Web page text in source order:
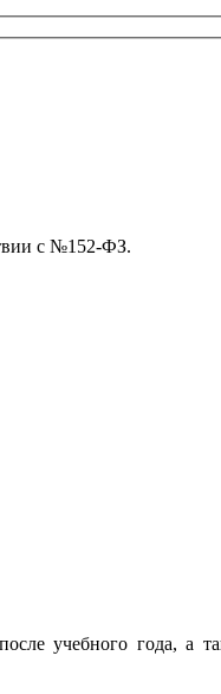
с №152-ФЗ.
учебного года, а